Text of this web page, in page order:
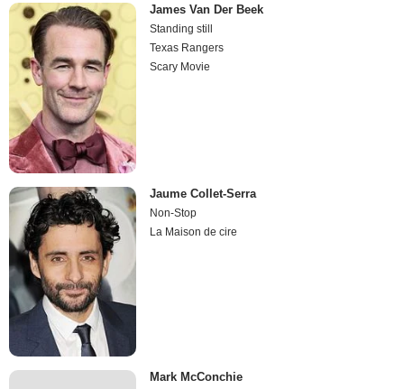
James Van Der Beek
Standing still
Texas Rangers
Scary Movie
Jaume Collet-Serra
Non-Stop
La Maison de cire
Mark McConchie